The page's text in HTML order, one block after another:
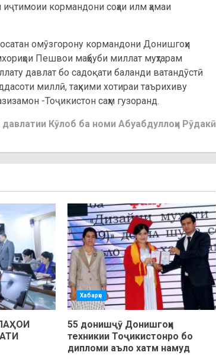
кормандони соҳаи илм ҳамаи
омӯзгорону кормандони Донишгоҳи
Пешвои маҳбуби миллат муҳтарам
давлат бо садоқати баланди ватандӯстӣ
миллӣ, таҳкими хотираи таърихиву
-Тоҷикистон саҳм гузоранд.
Кӯлоб ба номи Абуабдуллоҳи Рӯдакӣ
Хабарҳо
55 донишҷӯ Донишгоҳи
техникии Тоҷикистонро бо
дипломи аъло хатм намуд